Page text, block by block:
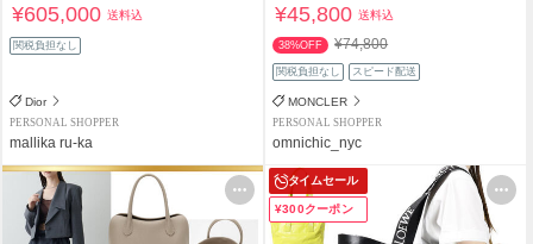
¥605,000送料込
関税負担なし
Dior
PERSONAL SHOPPER
mallika ru-ka
¥45,800送料込
38%OFF ¥74,800
関税負担なし スピード配送
MONCLER
PERSONAL SHOPPER
omnichic_nyc
タイムセール
¥300クーポン